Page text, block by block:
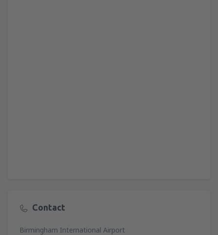
Contact
Birmingham International Airport